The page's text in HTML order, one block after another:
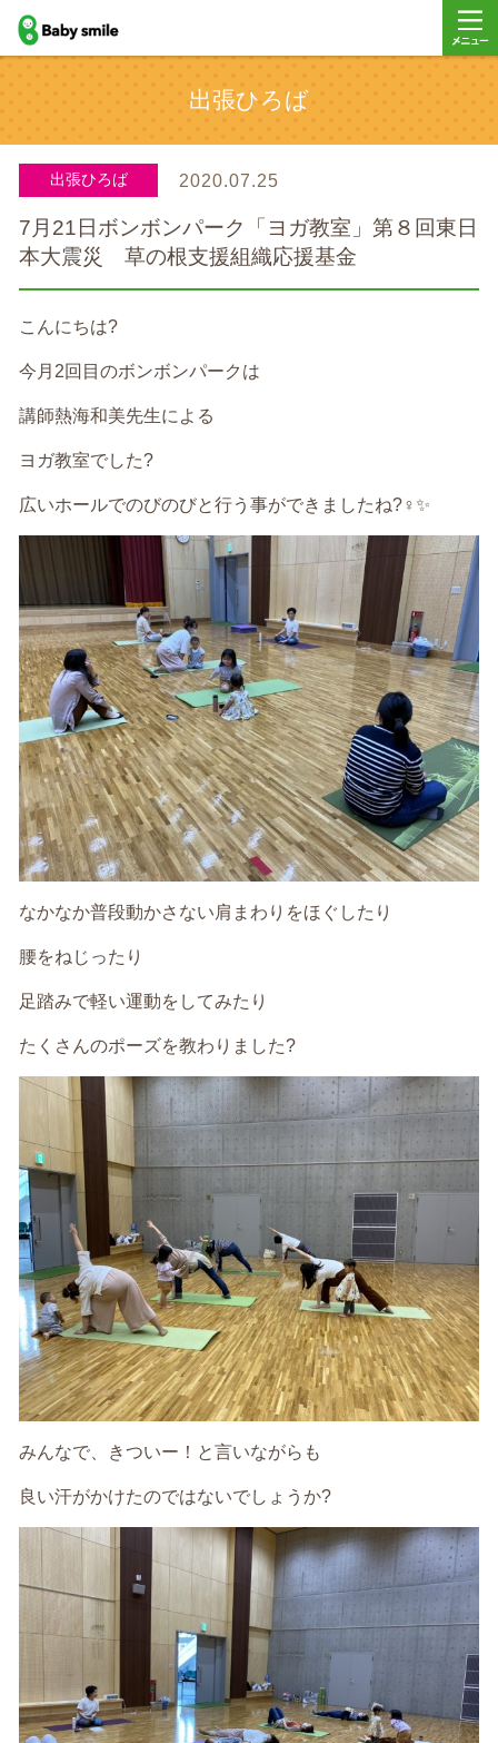
baby smile
出張ひろば
出張ひろば 2020.07.25
7月21日ボンボンパーク「ヨガ教室」第８回東日
本大震災 草の根支援組織応援基金
こんにちは?
今月2回目のボンボンパークは
講師熱海和美先生による
ヨガ教室でした?
広いホールでのびのびと行う事ができましたね?‍♀️✨
なかなか普段動かさない肩まわりをほぐしたり
腰をねじったり
足踏みで軽い運動をしてみたり
たくさんのポーズを教わりました?
みんなで、きついー！と言いながらも
良い汗がかけたのではないでしょうか?